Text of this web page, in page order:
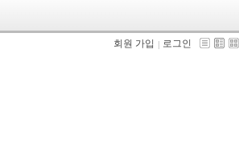
회원 가입 로그인